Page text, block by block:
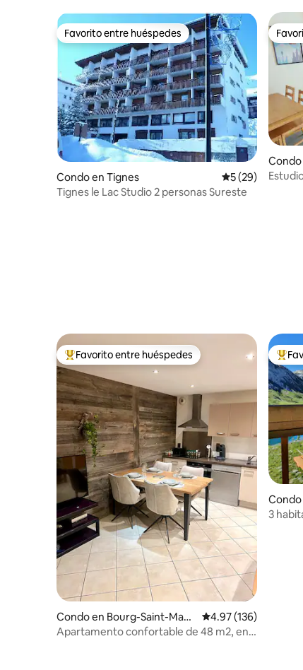
Favorito entre huéspedes
Favorito entre huéspedes
Condo en Tignes Calificación
5 (29)
Tignes le Lac Studio 2 personas Sureste
Favorito entre huéspedes preferido
Favorito entre huéspedes
Condo en Bourg-Saint-Mauri
ce
Calificación
4.97 (136)
Apartamento confortable de 48 m2, en
3